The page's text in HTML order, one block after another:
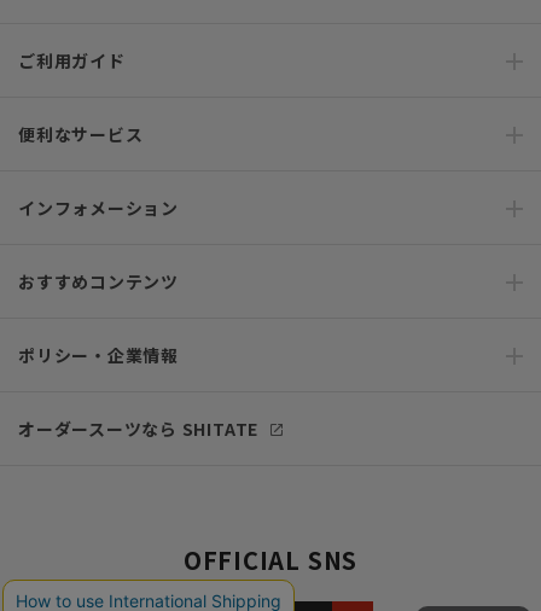
ご利用ガイド
便利なサービス
インフォメーション
おすすめコンテンツ
ポリシー・企業情報
オーダースーツなら SHITATE
OFFICIAL SNS